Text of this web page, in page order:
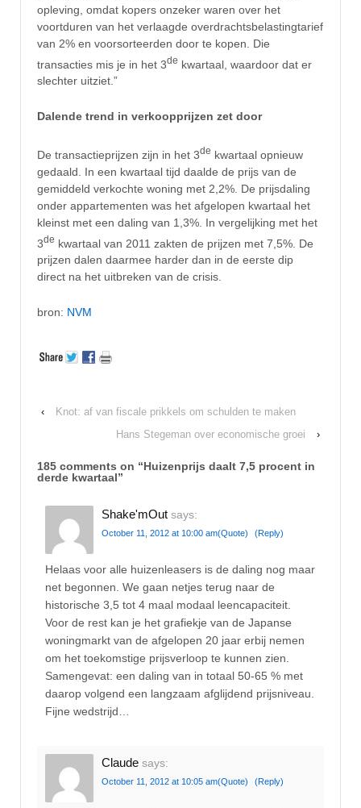
opleving, omdat kopers onzeker waren over het
voortduren van het verlaagde overdrachtsbelastingtarief
van 2% en voorsorteerden door te kopen. Die
transacties mis je in het 3de kwartaal, waardoor dat er
slechter uitziet.”
Dalende trend in verkoopprijzen zet door
De transactieprijzen zijn in het 3de kwartaal opnieuw
gedaald. In een kwartaal tijd daalde de prijs van de
gemiddeld verkochte woning met 2,2%. De prijsdaling
onder appartementen was het afgelopen kwartaal het
kleinst met een daling van 1,3%. In vergelijking met het
3de kwartaal van 2011 zakten de prijzen met 7,5%. De
prijzen dalen daarmee harder dan in de eerste dip
direct na het uitbreken van de crisis.
bron: NVM
‹
Knot: af van fiscale prikkels om schulden te maken
Hans Stegeman over economische groei
›
185 comments on “Huizenprijs daalt 7,5 procent in
derde kwartaal”
Shake'mOut says:
October 11, 2012 at 10:00 am(Quote) (Reply)
Helaas voor alle huizenleasers is de daling nog maar
net begonnen. We gaan netjes terug naar de
historische 3,5 tot 4 maal modaal leencapaciteit.
Voor de rest kan je het grafiekje van de Japanse
woningmarkt van de afgelopen 20 jaar erbij nemen
om het toekomstige prijsverloop te kunnen zien.
Samengevat: een daling van in totaal 50-65 % met
daarop volgend een langzaam afglijdend prijsniveau.
Fijne wedstrijd…
Claude says:
October 11, 2012 at 10:05 am(Quote) (Reply)